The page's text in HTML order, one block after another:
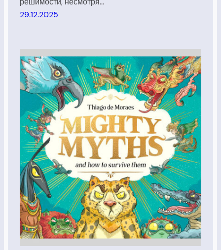
29.12.2025